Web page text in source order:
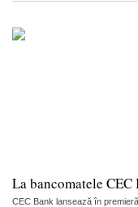
La bancomatele
CEC Bank lansează în